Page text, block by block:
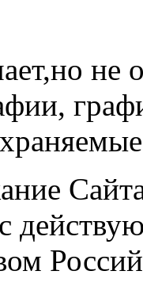
не
с